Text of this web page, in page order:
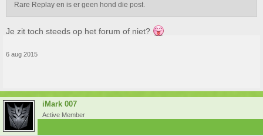
Rare Replay en is er geen hond die post.
Je zit toch steeds op het forum of niet?
6 aug 2015
iMark 007
Active Member